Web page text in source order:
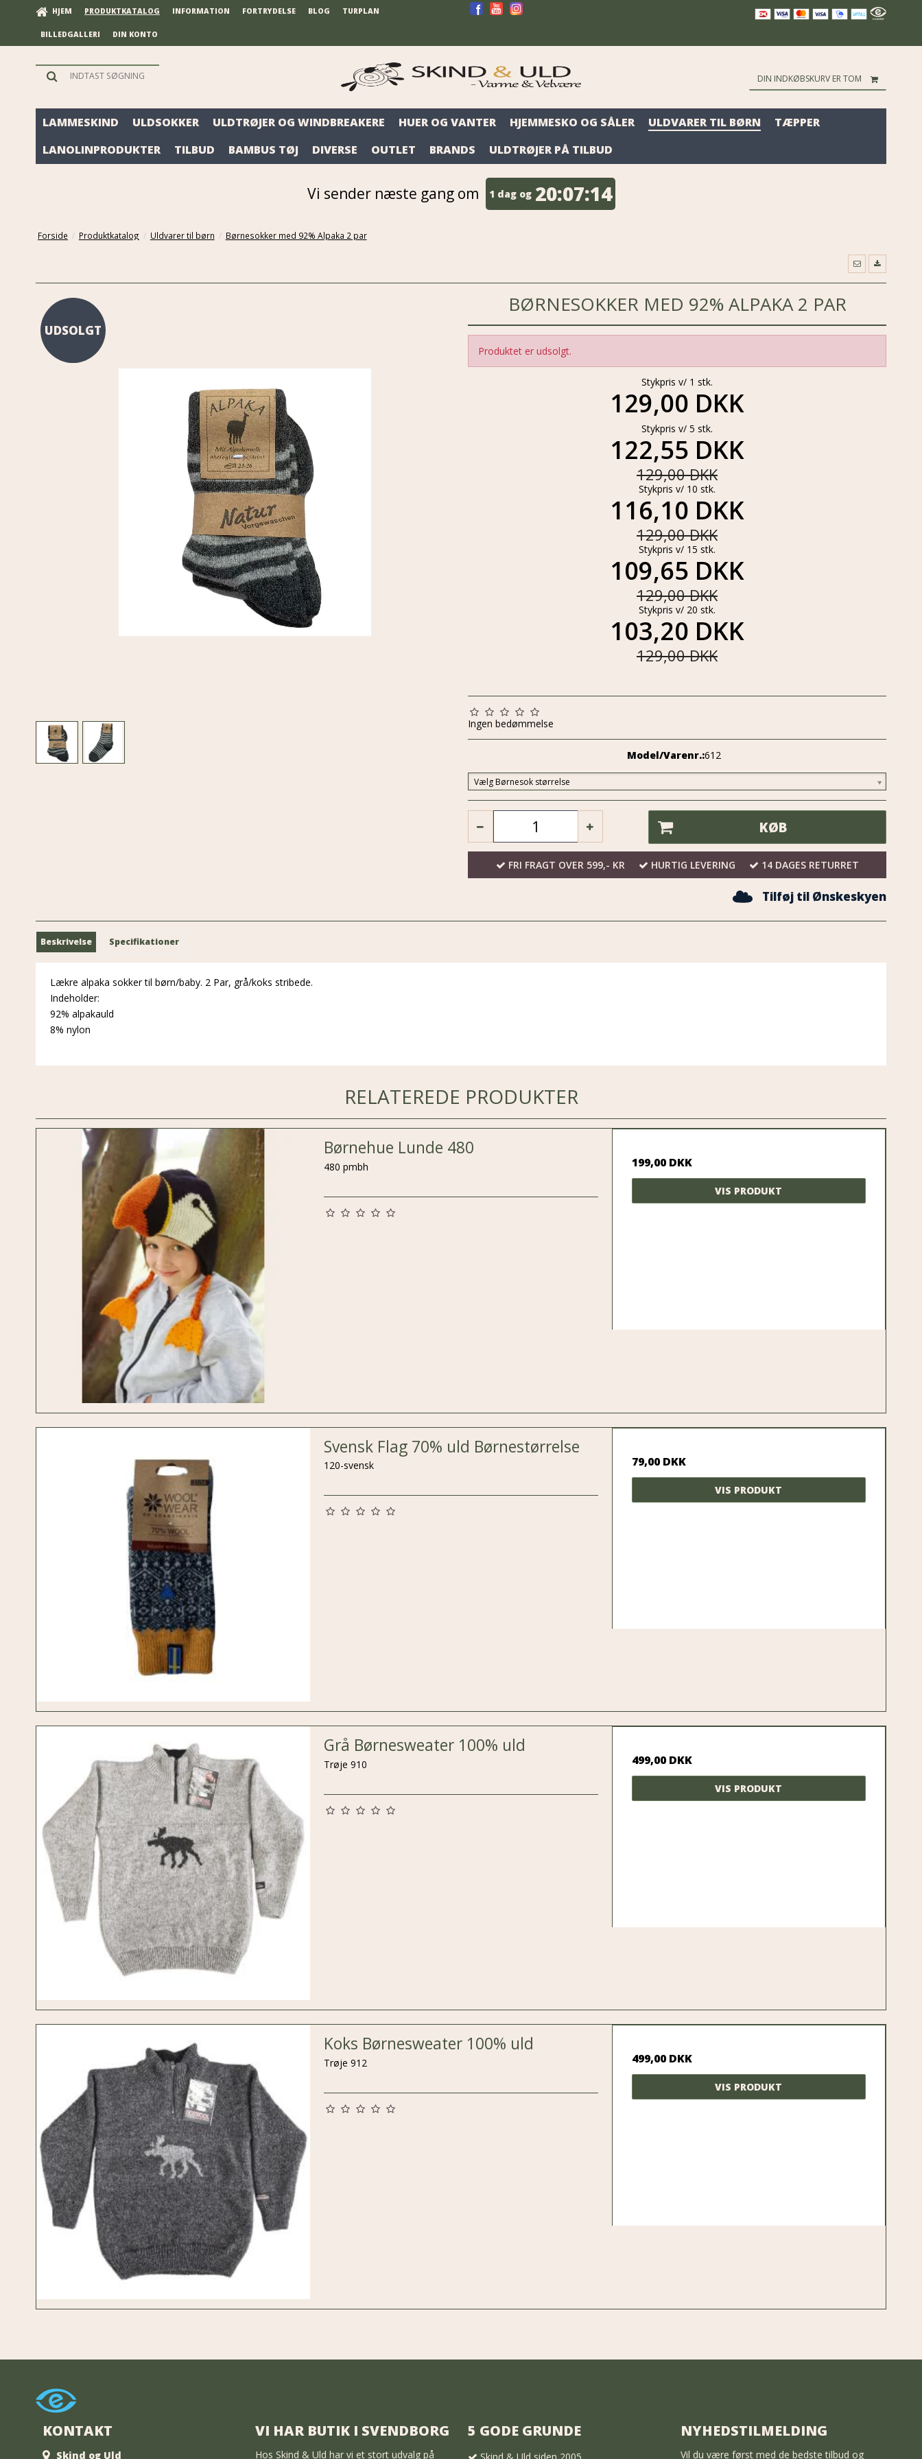
HJEM PRODUKTKATALOG INFORMATION FORTRYDELSE BLOG TURPLAN
BILLEDGALLERI DIN KONTO
DIN INDKØBSKURV ER TOM
LAMMESKIND ULDSOKKER ULDTRØJER OG WINDBREAKERE HUER OG VANTER HJEMMESKO OG SÅLER ULDVARER TIL BØRN
TÆPPER
LANOLINPRODUKTER
TILBUD BAMBUS TØJ DIVERSE OUTLET BRANDS ULDTRØJER PÅ TILBUD
Vi sender næste gang om 1 dag og 20:07:13
Forside / Produktkatalog / Uldvarer til børn / Børnesokker med 92% Alpaka 2 par
UDSOLGT
BØRNESOKKER MED 92% ALPAKA 2 PAR
Produktet er udsolgt.
Stykpris v/ 1 stk.
129,00 DKK
Stykpris v/ 5 stk.
122,55 DKK
129,00 DKK
Stykpris v/ 10 stk.
116,10 DKK
129,00 DKK
Stykpris v/ 15 stk.
109,65 DKK
129,00 DKK
Stykpris v/ 20 stk.
103,20 DKK
129,00 DKK
Ingen bedømmelse
Model/Varenr.:612
Vælg Børnesok størrelse
KØB
FRI FRAGT OVER 599,- KR HURTIG LEVERING 14 DAGES RETURRET
Tilføj til Ønskeskyen
Beskrivelse Specifikationer
Lækre alpaka sokker til børn/baby. 2 Par, grå/koks stribede.
Indeholder:
92% alpakauld
8% nylon
RELATEREDE PRODUKTER
Børnehue Lunde 480
480 pmbh 199,00 DKK
VIS PRODUKT
Svensk Flag 70% uld Børnestørrelse
120-svensk 79,00 DKK
VIS PRODUKT
Grå Børnesweater 100% uld
Trøje 910 499,00 DKK
VIS PRODUKT
Koks Børnesweater 100% uld
Trøje 912 499,00 DKK
VIS PRODUKT
KONTAKT
Skind og Uld
VI HAR BUTIK I SVENDBORG
Hos Skind & Uld har vi et stort udvalg på
5 GODE GRUNDE
Skind & Uld siden 2005
NYHEDSTILMELDING
Vil du være først med de bedste tilbud og